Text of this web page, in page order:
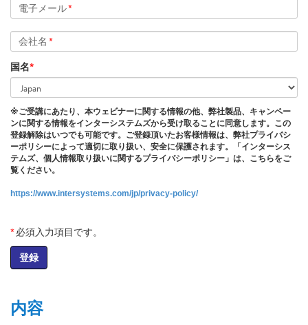
電子メール*
会社名 *
国名*
※ご受講にあたり、本ウェビナーに関する情報の他、弊社製品、キャンペー
ンに関する情報をインターシステムズから受け取ることに同意します。この
登録解除はいつでも可能です。ご登録頂いたお客様情報は、弊社プライバシ
ーポリシーによって適切に取り扱い、安全に保護されます。「インターシス
テムズ、個人情報取り扱いに関するプライバシーポリシー」は、こちらをご
覧ください。
https://www.intersystems.com/jp/privacy-policy/
*必須入力項目です。
登録
内容